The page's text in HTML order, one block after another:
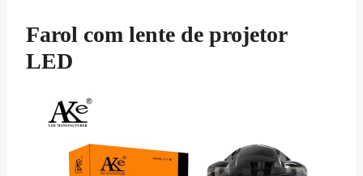
Farol com lente de projetor
LED